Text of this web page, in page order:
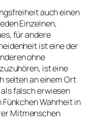
auch einen
Einzelnen,
für andere
ist eine der
ohne
ist eine
selten an einem Ort
falsch erwiesen
Wahrheit in
Mitmenschen